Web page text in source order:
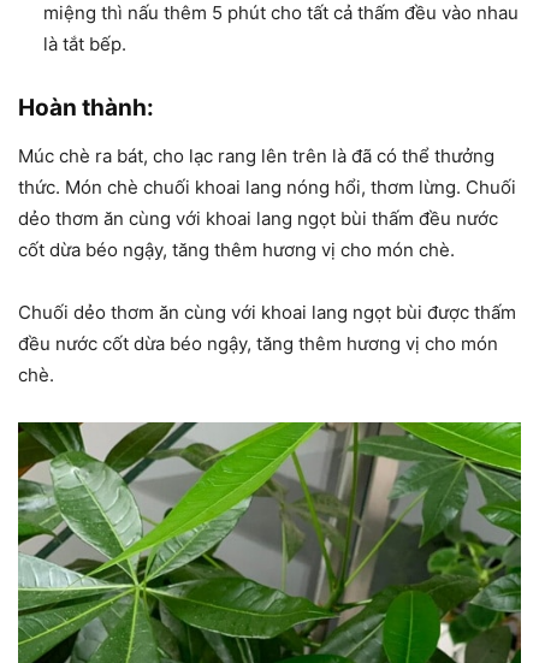
miệng thì nấu thêm 5 phút cho tất cả thấm đều vào nhau
là tắt bếp.
Hoàn thành:
Múc chè ra bát, cho lạc rang lên trên là đã có thể thưởng
thức. Món chè chuối khoai lang nóng hổi, thơm lừng. Chuối
dẻo thơm ăn cùng với khoai lang ngọt bùi thấm đều nước
cốt dừa béo ngậy, tăng thêm hương vị cho món chè.
Chuối dẻo thơm ăn cùng với khoai lang ngọt bùi được thấm
đều nước cốt dừa béo ngậy, tăng thêm hương vị cho món
chè.